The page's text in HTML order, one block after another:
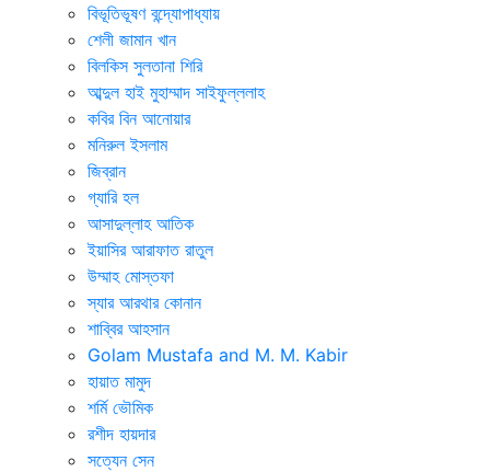
বিভূতিভূষণ বন্দ্যোপাধ্যায়
শেলী জামান খান
বিলকিস সুলতানা শিরি
আব্দুল হাই মুহাম্মাদ সাইফুল্ললাহ
কবির বিন আনোয়ার
মনিরুল ইসলাম
জিব্রান
গ্যারি হল
আসাদুল্লাহ আতিক
ইয়াসির আরাফাত রাতুল
উম্মাহ মোস্তফা
স্যার আরথার কোনান
শাব্বির আহসান
Golam Mustafa and M. M. Kabir
হায়াত মামুদ
শর্মি ভৌমিক
রশীদ হায়দার
সত্যেন সেন